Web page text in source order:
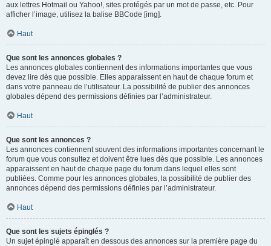
aux lettres Hotmail ou Yahoo!, sites protégés par un mot de passe, etc. Pour
afficher l’image, utilisez la balise BBCode [img].
Haut
Que sont les annonces globales ?
Les annonces globales contiennent des informations importantes que vous
devez lire dès que possible. Elles apparaissent en haut de chaque forum et
dans votre panneau de l’utilisateur. La possibilité de publier des annonces
globales dépend des permissions définies par l’administrateur.
Haut
Que sont les annonces ?
Les annonces contiennent souvent des informations importantes concernant le
forum que vous consultez et doivent être lues dès que possible. Les annonces
apparaissent en haut de chaque page du forum dans lequel elles sont
publiées. Comme pour les annonces globales, la possibilité de publier des
annonces dépend des permissions définies par l’administrateur.
Haut
Que sont les sujets épinglés ?
Un sujet épinglé apparaît en dessous des annonces sur la première page du